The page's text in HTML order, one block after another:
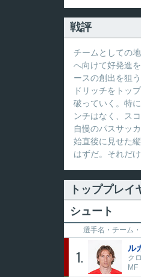
戦評
チームとしての
へ向けて好発進
ースの創出を狙
ドリッチをトッ
破っていく。特
ンチはなく、ス
自慢のパスサッ
始直後に見せた
はずだ。それだ
トッププレイ
シュート
選手名・ チーム
1
ル
ク
MF